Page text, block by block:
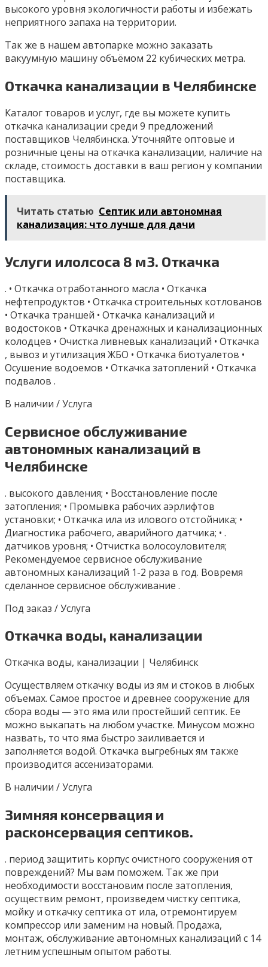
высокого уровня экологичности работы и избежать
неприятного запаха на территории.
Так же в нашем автопарке можно заказать
вакуумную машину объёмом 22 кубических метра.
Откачка канализации в Челябинске
Каталог товаров и услуг, где вы можете купить
откачка канализации среди 9 предложений
поставщиков Челябинска. Уточняйте оптовые и
розничные цены на откачка канализации, наличие на
складе, стоимость доставки в ваш регион у компании
поставщика.
Читать статью Септик или автономная
канализация: что лучше для дачи
Услуги илолсоса 8 м3. Откачка
. • Откачка отработанного масла • Откачка
нефтепродуктов • Откачка строительных котлованов
• Откачка траншей • Откачка канализаций и
водостоков • Откачка дренажных и канализационных
колодцев • Очистка ливневых канализаций • Откачка
, вывоз и утилизация ЖБО • Откачка биотуалетов •
Осушение водоемов • Откачка затоплений • Откачка
подвалов .
В наличии / Услуга
Сервисное обслуживание
автономных канализаций в
Челябинске
. высокого давления; • Восстановление после
затопления; • Промывка рабочих аэрлифтов
установки; • Откачка ила из илового отстойника; •
Диагностика рабочего, аварийного датчика; • .
датчиков уровня; • Отчистка волосоуловителя;
Рекомендуемое сервисное обслуживание
автономных канализаций 1-2 раза в год. Вовремя
сделанное сервисное обслуживание .
Под заказ / Услуга
Откачка воды, канализации
Откачка воды, канализации | Челябинск
Осуществляем откачку воды из ям и стоков в любых
объемах. Самое простое и древнее сооружение для
сбора воды — это яма или простейший септик. Ее
можно выкапать на любом участке. Минусом можно
назвать, то что яма быстро заиливается и
заполняется водой. Откачка выгребных ям также
производится ассенизаторами.
В наличии / Услуга
Зимняя консервация и
расконсервация септиков.
. период защитить корпус очистного сооружения от
повреждений? Мы вам поможем. Так же при
необходимости восстановим после затопления,
осуществим ремонт, произведем чистку септика,
мойку и откачку септика от ила, отремонтируем
компрессор или заменим на новый. Продажа,
монтаж, обслуживание автономных канализаций с 14
летним успешным опытом работы.